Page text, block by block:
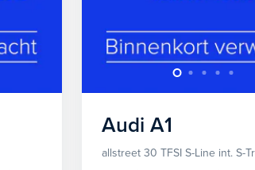
Audi A1
allstreet 30 TFSI S-Line int. S-